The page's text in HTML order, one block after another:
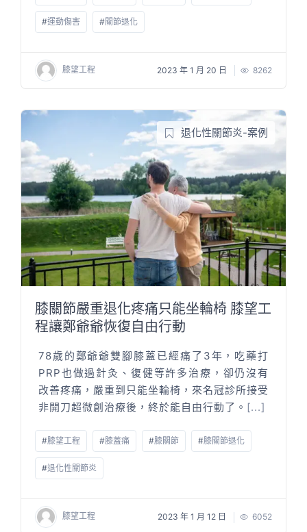
#運動傷害 #關節退化
膝望工程 2023 年 1 月 20 日 8262
退化性關節炎-案例
膝關節嚴重退化疼痛只能坐輪椅 膝望工
程讓鄭爺爺恢復自由行動
78歲的鄭爺爺雙腳膝蓋已經痛了3年，吃藥打
PRP也做過針灸、復健等許多治療，卻仍沒有
改善疼痛，嚴重到只能坐輪椅，來名冠診所接受
非開刀超微創治療後，終於能自由行動了。 [...]
#膝望工程 #膝蓋痛 #膝關節 #膝關節退化
#退化性關節炎
膝望工程 2023 年 1 月 12 日 6052